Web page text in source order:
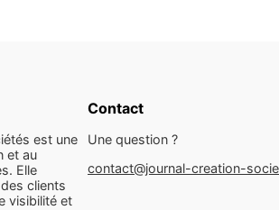
est une
et au
Elle
clients
visibilité et
Contact
Une question ?
contact@journal-creation-